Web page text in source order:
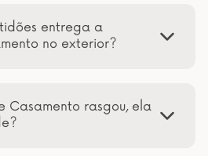
entrega a
no exterior?
Casamento rasgou, ela